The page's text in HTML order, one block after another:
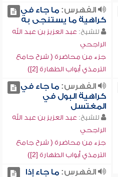
الفهرس:ما جاء في
كراهية ما يستنجى به
للشيخ: عبد العزيز بن عبد الله
الراجحي
جزء من محاضرة ( شرح جامع
الترمذي أبواب الطهارة [2])
الفهرس:ما جاء في
كراهية البول في
المغتسل
للشيخ: عبد العزيز بن عبد الله
الراجحي
جزء من محاضرة ( شرح جامع
الترمذي أبواب الطهارة [2])
الفهرس:ما جاء إذا